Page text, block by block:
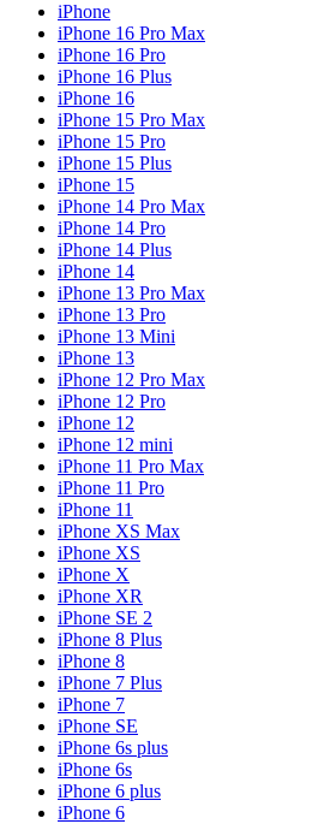
iPhone
iPhone 16 Pro Max
iPhone 16 Pro
iPhone 16 Plus
iPhone 16
iPhone 15 Pro Max
iPhone 15 Pro
iPhone 15 Plus
iPhone 15
iPhone 14 Pro Max
iPhone 14 Pro
iPhone 14 Plus
iPhone 14
iPhone 13 Pro Max
iPhone 13 Pro
iPhone 13 Mini
iPhone 13
iPhone 12 Pro Max
iPhone 12 Pro
iPhone 12
iPhone 12 mini
iPhone 11 Pro Max
iPhone 11 Pro
iPhone 11
iPhone XS Max
iPhone XS
iPhone X
iPhone XR
iPhone SE 2
iPhone 8 Plus
iPhone 8
iPhone 7 Plus
iPhone 7
iPhone SE
iPhone 6s plus
iPhone 6s
iPhone 6 plus
iPhone 6